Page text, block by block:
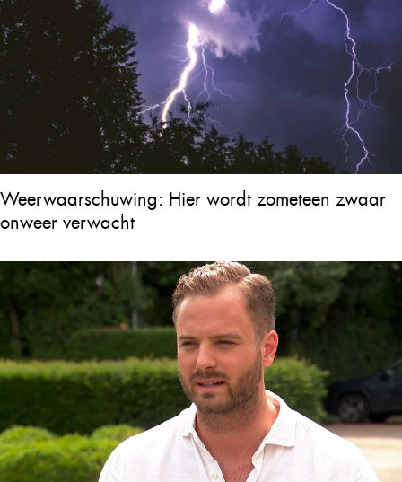
Weerwaarschuwing: Hier wordt zometeen zwaar
onweer verwacht